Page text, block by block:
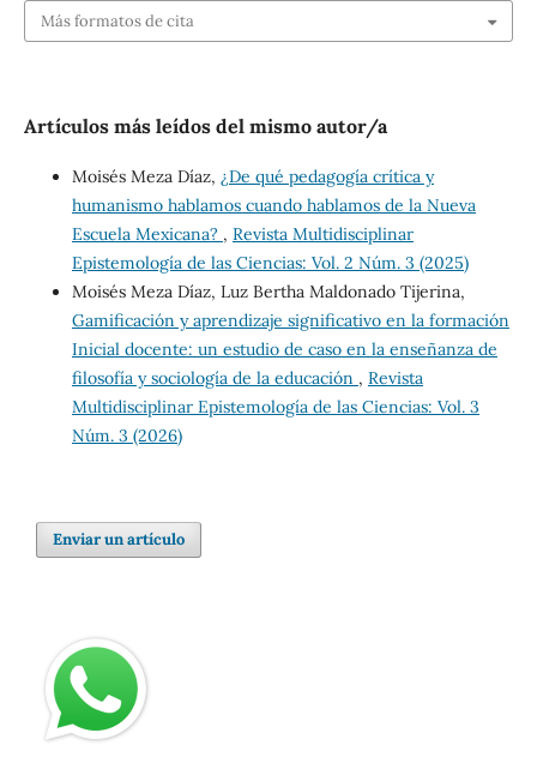
Más formatos de cita
Artículos más leídos del mismo autor/a
Moisés Meza Díaz, ¿De qué pedagogía crítica y
humanismo hablamos cuando hablamos de la Nueva
Escuela Mexicana? , Revista Multidisciplinar
Epistemología de las Ciencias: Vol. 2 Núm. 3 (2025)
Moisés Meza Díaz, Luz Bertha Maldonado Tijerina,
Gamificación y aprendizaje significativo en la formación
Inicial docente: un estudio de caso en la enseñanza de
filosofía y sociología de la educación , Revista
Multidisciplinar Epistemología de las Ciencias: Vol. 3
Núm. 3 (2026)
Enviar un artículo